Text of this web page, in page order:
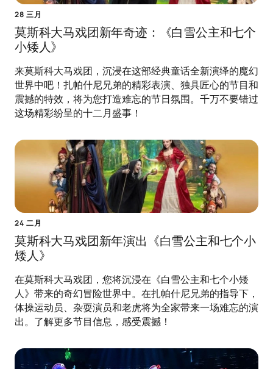
28 三月
莫斯科大马戏团新年奇迹：《白雪公主和七个
小矮人》
来莫斯科大马戏团，沉浸在这部经典童话全新演绎的魔幻
世界中吧！扎帕什尼兄弟的精彩表演、独具匠心的节目和
震撼的特效，将为您打造难忘的节日氛围。千万不要错过
这场精彩纷呈的十二月盛事！
24 二月
莫斯科大马戏团新年演出《白雪公主和七个小
矮人》
在莫斯科大马戏团，您将沉浸在《白雪公主和七个小矮
人》带来的奇幻冒险世界中。在扎帕什尼兄弟的指导下，
体操运动员、杂耍演员和老虎将为全家带来一场难忘的演
出。了解更多节目信息，感受震撼！